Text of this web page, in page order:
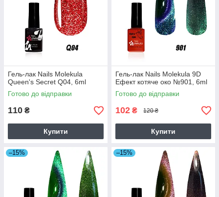
Гель-лак Nails Molekula
Queen's Secret Q04, 6ml
Готово до відправки
110 ₴
Купити
Гель-лак Nails Molekula 9D
Ефект котяче око №901, 6ml
Готово до відправки
102 ₴ 120 ₴
Купити
–15% –15%